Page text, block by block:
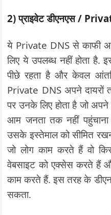
2) प्राइवेट डीएनएस /
ये Private DNS से काफी
लिए ये उपलब्ध नहीं होता
पीछे रहता है और केवल
Private DNS अपने दायरों
पर उनके लिए होता है जो
आम जनता तक नहीं
उसके इस्तेमाल को सीमित
जो लोग काम करते हैं वो
वेबसाइट को एक्सेस करते हैं
काम करते हैं. इस तरह के
सकता.